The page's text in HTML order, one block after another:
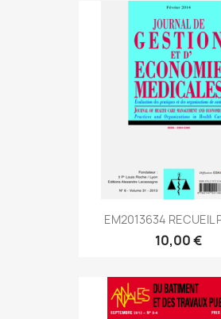
EM2013634 RECUEIL
10,00 €